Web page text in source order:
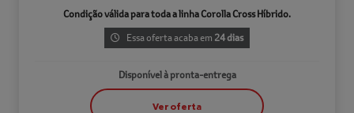
Condição válida para toda a linha Corolla Cross Híbrido.
Essa oferta acaba em 24 dias
Disponível à pronta-entrega
Ver oferta